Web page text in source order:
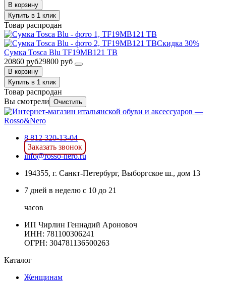
В корзину
Купить в 1 клик
Товар распродан
Скидка 30%
Сумка Tosca Blu TF19MB121 TB
20860 руб29800 руб
В корзину
Купить в 1 клик
Товар распродан
Вы смотрели Очистить
8 812 320-13-04
Заказать звонок
info@rosso-nero.ru
194355, г. Санкт-Петербург, Выборгское ш., дом 13
7 дней в неделю с 10 до 21
часов
ИП Чирлин Геннадий Ароновоч
ИНН: 781100306241
ОГРН: 304781136500263
Каталог
Женщинам